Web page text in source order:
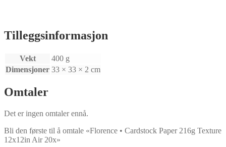
Tilleggsinformasjon
Vekt
400 g
Dimensjoner 33 × 33 × 2 cm
Omtaler
Det er ingen omtaler ennå.
Bli den første til å omtale «Florence • Cardstock Paper 216g Texture
12x12in Air 20x»